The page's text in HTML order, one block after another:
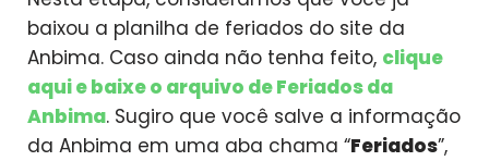
baixou a planilha de feriados do site da
Anbima. Caso ainda não tenha feito, clique
aqui e baixe o arquivo de Feriados da
Anbima. Sugiro que você salve a informação
da Anbima em uma aba chama “Feriados”,